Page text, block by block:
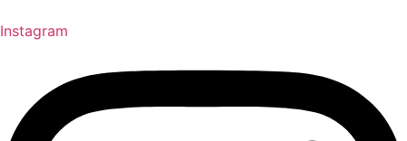
Instagram